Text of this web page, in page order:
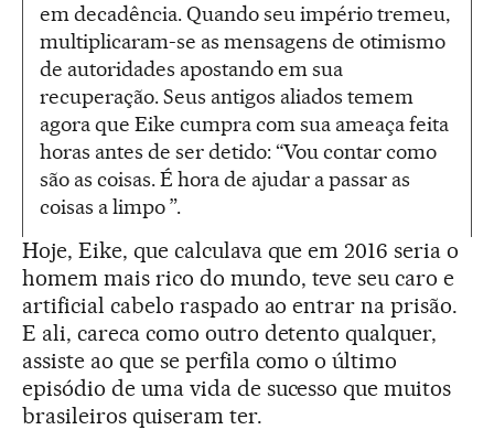
em decadência. Quando seu império tremeu,
multiplicaram-se as mensagens de otimismo
de autoridades apostando em sua
recuperação. Seus antigos aliados temem
agora que Eike cumpra com sua ameaça feita
horas antes de ser detido: “Vou contar como
são as coisas. É hora de ajudar a passar as
coisas a limpo ”.
Hoje, Eike, que calculava que em 2016 seria o
homem mais rico do mundo, teve seu caro e
artificial cabelo raspado ao entrar na prisão.
E ali, careca como outro detento qualquer,
assiste ao que se perfila como o último
episódio de uma vida de sucesso que muitos
brasileiros quiseram ter.